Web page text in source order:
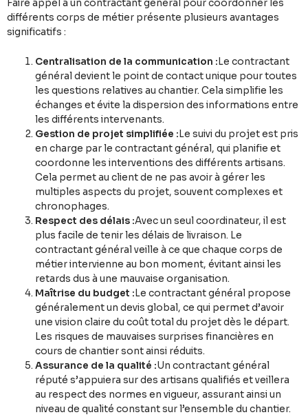
Faire appel à un contractant général pour coordonner les
différents corps de métier présente plusieurs avantages
significatifs :
Centralisation de la communication : Le contractant
général devient le point de contact unique pour toutes
les questions relatives au chantier. Cela simplifie les
échanges et évite la dispersion des informations entre
les différents intervenants.
Gestion de projet simplifiée : Le suivi du projet est pris
en charge par le contractant général, qui planifie et
coordonne les interventions des différents artisans.
Cela permet au client de ne pas avoir à gérer les
multiples aspects du projet, souvent complexes et
chronophages.
Respect des délais :Avec un seul coordinateur, il est
plus facile de tenir les délais de livraison. Le
contractant général veille à ce que chaque corps de
métier intervienne au bon moment, évitant ainsi les
retards dus à une mauvaise organisation.
Maîtrise du budget : Le contractant général propose
généralement un devis global, ce qui permet d’avoir
une vision claire du coût total du projet dès le départ.
Les risques de mauvaises surprises financières en
cours de chantier sont ainsi réduits.
Assurance de la qualité :Un contractant général
réputé s’appuiera sur des artisans qualifiés et veillera
au respect des normes en vigueur, assurant ainsi un
niveau de qualité constant sur l’ensemble du chantier.